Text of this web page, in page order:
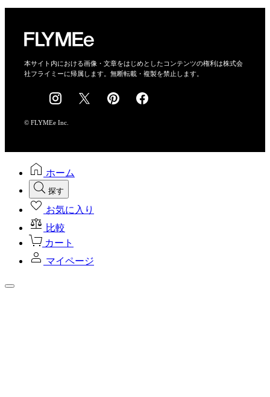
会社概要
採用情報
本サイト内における画像・文章をはじめとしたコンテンツの権利は株式会
社フライミーに帰属します。無断転載・複製を禁止します。
© FLYMEe Inc.
ホーム
探す
お気に入り
比較
カート
マイページ